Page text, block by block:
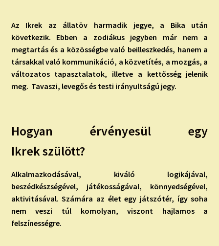
child
menu
ÍRJ NEKEM!
IRATKOZZ FEL A VIDEÓ CSATORNÁNKRA!
Az Ikrek az állatöv harmadik jegye, a Bika után
következik. Ebben a zodiákus jegyben már nem a
megtartás és a közösségbe való beilleszkedés, hanem a
társakkal való kommunikáció, a közvetítés, a mozgás, a
változatos tapasztalatok, illetve a kettősség jelenik
meg. Tavaszi, levegős és testi irányultságú jegy.
Hogyan érvényesül egy
Ikrek szülött?
Alkalmazkodásával, kiváló logikájával,
beszédkészségével, játékosságával, könnyedségével,
aktivitásával. Számára az élet egy játszótér, így soha
nem veszi túl komolyan, viszont hajlamos a
felszínességre.